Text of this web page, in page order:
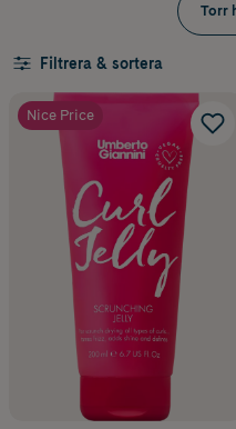
Torr
Filtrera & sortera
Nice Price